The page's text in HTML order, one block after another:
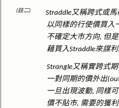
(註二) Straddle又稱跨式或
以同樣的行使價買入
不確定大市方向, 但
藉買入Straddle來謀利.
Strangle 又稱實跨式
一對同期的價外出
一旦出現波動, 同樣
價不貼市, 需要的獲